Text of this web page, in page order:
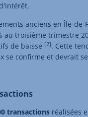
anciens en Île-de-
au troisième trimestre
de baisse [2]. Cette
se confirme et devrait se
transactions réalisées